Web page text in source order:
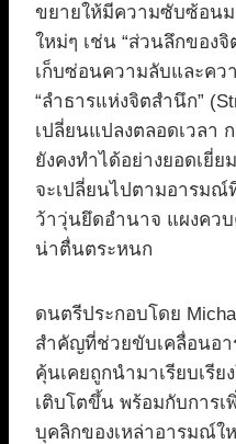
ขยายให้มีความซับซ้อน
ใหม่ๆ เช่น “ส่วนลึกของจิ
เก็บซ่อนความลับและคว
“ลำธารแห่งจิตสำนึก”
เปลี่ยนแปลงตลอดเวลา
ยังคงทำได้อย่างยอดเยี่
จะเปลี่ยนไปตามอารมณ์
ว้าวุ่นยึดอำนาจ แผงคว
น่าตื่นตระหนก
ดนตรีประกอบโดย
สำคัญที่ช่วยขับเคลื่อนอ
คุ้นเคยถูกนำมาเรียบเรีย
เติบโตขึ้น พร้อมกับการ
บุคลิกของเหล่าอารมณ์ใ